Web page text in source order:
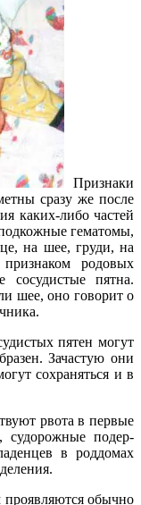
Признаки
сразу же после
каких-либо частей
гема­томы,
на шее, груди, на
родо­вых
сосудистые пятна.
шее, оно говорит о
пятен могут
Зачастую они
сохраняться и в
рвота в первые
судорожные подер­
в роддомах
обычно